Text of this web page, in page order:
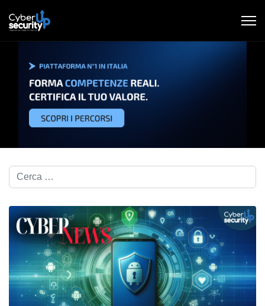
Cerca nel blog...